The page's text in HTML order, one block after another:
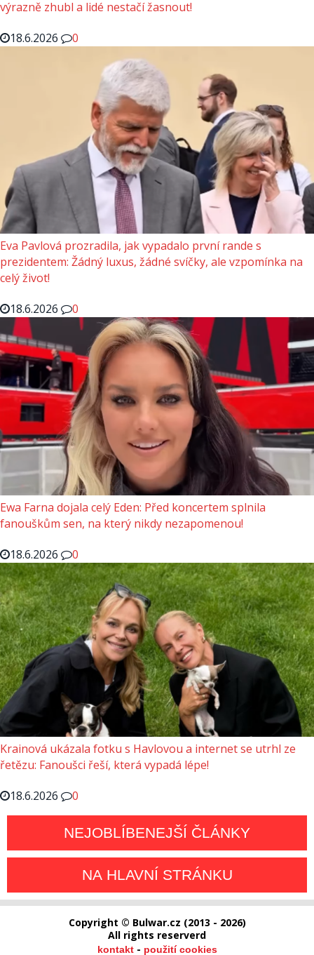
výrazně zhubl a lidé nestačí žasnout!
18.6.2026
0
Eva Pavlová prozradila, jak vypadalo první rande s
prezidentem: Žádný luxus, žádné svíčky, ale vzpomínka na
celý život!
18.6.2026
0
Ewa Farna dojala celý Eden: Před koncertem splnila
fanouškům sen, na který nikdy nezapomenou!
18.6.2026
0
Krainová ukázala fotku s Havlovou a internet se utrhl ze
řetězu: Fanoušci řeší, která vypadá lépe!
18.6.2026
0
NEJOBLÍBENEJŠÍ ČLÁNKY
NA HLAVNÍ STRÁNKU
Copyright © Bulwar.cz (2013 - 2026)
All rights reserverd
kontakt- použití cookies